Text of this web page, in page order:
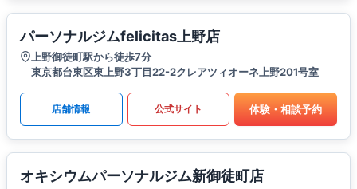
パーソナルジムfelicitas上野店
上野御徒町駅から徒歩7分
東京都台東区東上野3丁目22-2クレアツィオーネ上野201号室
店舗情報 公式サイト 体験・相談予約
オキシウムパーソナルジム新御徒町店